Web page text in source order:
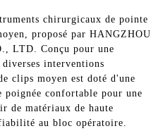
chirurgicaux de pointe
proposé par HANGZHOU
LTD. Conçu pour une
interventions
clips moyen est doté d'une
poignée confortable pour une
de matériaux de haute
au bloc opératoire.